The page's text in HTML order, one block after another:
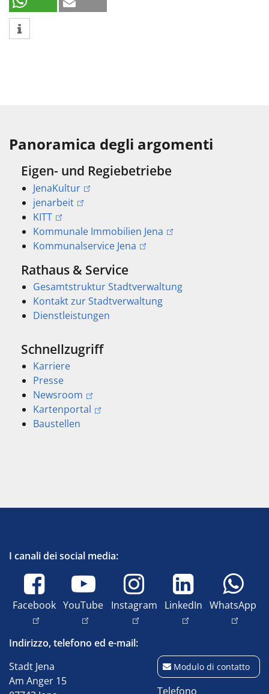
Panoramica degli argomenti
Eigen- und Regiebetriebe
JenaKultur
jenarbeit
KITT
Kommunale Immobilien Jena
Kommunalservice Jena
Rathaus & Service
Gesamtstruktur Stadtverwaltung
Kontakt zur Stadtverwaltung
Dienstleistungen
Schnellzugriff
Karriere
Presse
Newsroom
Kartenportal
Baustellen
I canali dei social media:
Facebook YouTube Instagram LinkedIn WhatsApp
Indirizzo, telefono ed e-mail:
Stadt Jena
Am Anger 15
Modulo di contatto
Telefono